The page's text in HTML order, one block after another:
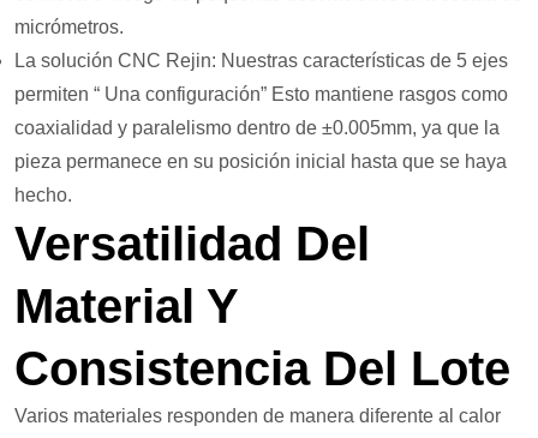
micrómetros.
La solución CNC Rejin: Nuestras características de 5 ejes
permiten “ Una configuración” Esto mantiene rasgos como
coaxialidad y paralelismo dentro de ±0.005mm, ya que la
pieza permanece en su posición inicial hasta que se haya
hecho.
Versatilidad Del
Material Y
Consistencia Del Lote
Varios materiales responden de manera diferente al calor